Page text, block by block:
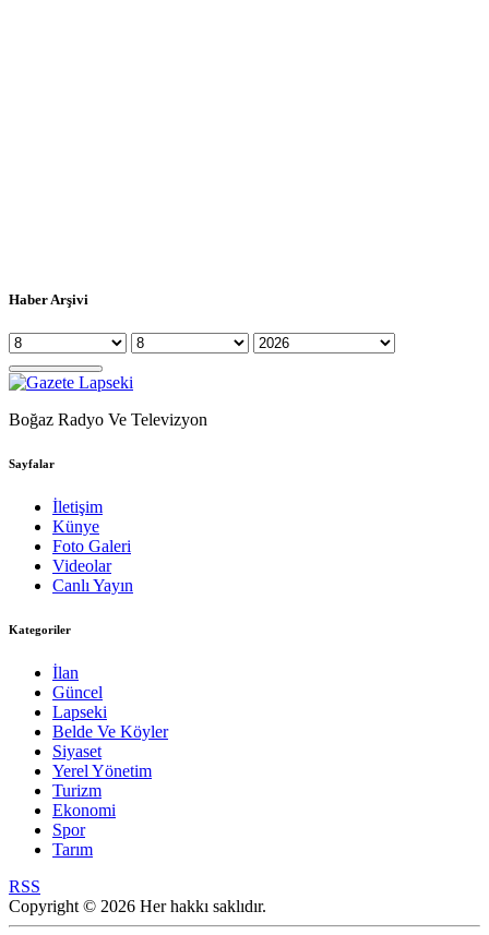
Haber Arşivi
Boğaz Radyo Ve Televizyon
Sayfalar
İletişim
Künye
Foto Galeri
Videolar
Canlı Yayın
Kategoriler
İlan
Güncel
Lapseki
Belde Ve Köyler
Siyaset
Yerel Yönetim
Turizm
Ekonomi
Spor
Tarım
RSS
Copyright © 2026 Her hakkı saklıdır.